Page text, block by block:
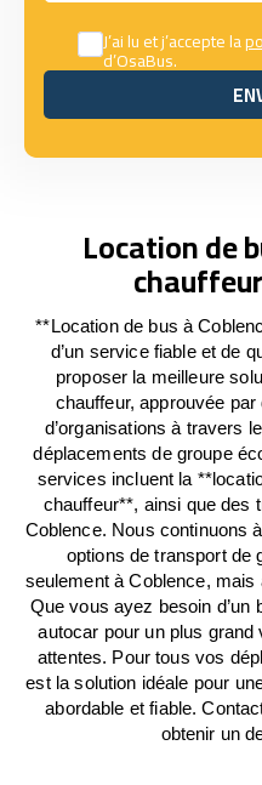
J’ai lu et j’accepte la
d’OsaBus.
Location de
**Location de bus à
d’un service fiable et de
proposer la meilleure
chauffeur, approuvée
d’organisations à travers
déplacements de groupe
services incluent la
chauffeur**, ainsi que des
Coblence. Nous continuons
options de transport de
seulement à Coblence,
Que vous ayez besoin d’un
autocar pour un plus
attentes. Pour tous vos
est la solution idéale pour
abordable et fiable.
obtenir un